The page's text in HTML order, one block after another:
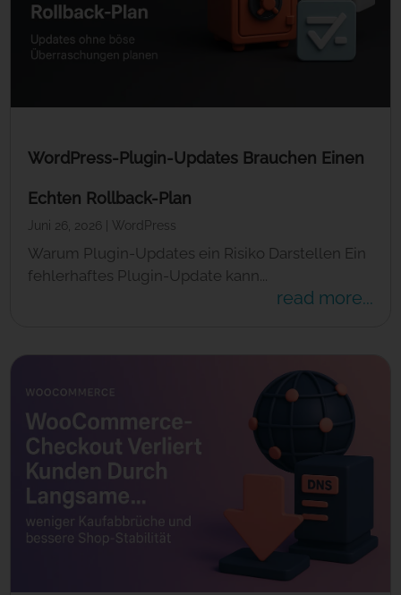
WordPress-Plugin-Updates Brauchen Einen
Echten Rollback-Plan
Juni 26, 2026 WordPress
Warum Plugin-Updates ein Risiko Darstellen Ein
fehlerhaftes Plugin-Update kann...
read more...